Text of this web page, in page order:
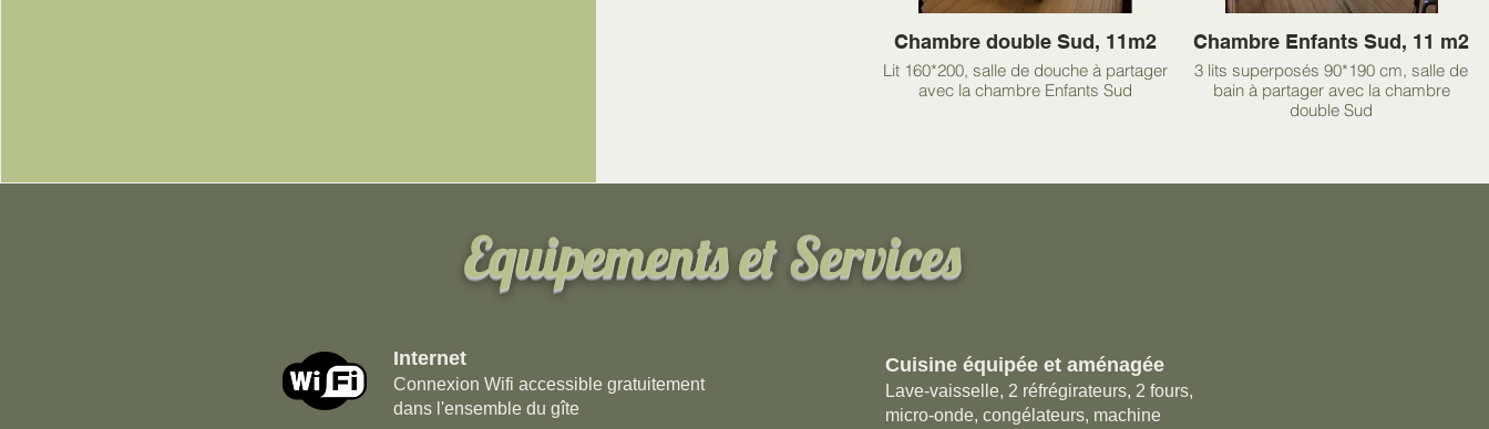
Chambre double Sud, 11m2
Lit 160*200, salle de douche à partager
avec la chambre Enfants Sud
Chambre Enfants Sud, 11 m2
3 lits superposés 90*190 cm, salle de
bain à partager avec la chambre
double Sud
Equipements et Services
Internet
Connexion Wifi accessible gratuitement
dans l'ensemble du gîte
Cuisine équipée et aménagée
Lave-vaisselle, 2 réfrégirateurs, 2 fours,
micro-onde, congélateurs, machine